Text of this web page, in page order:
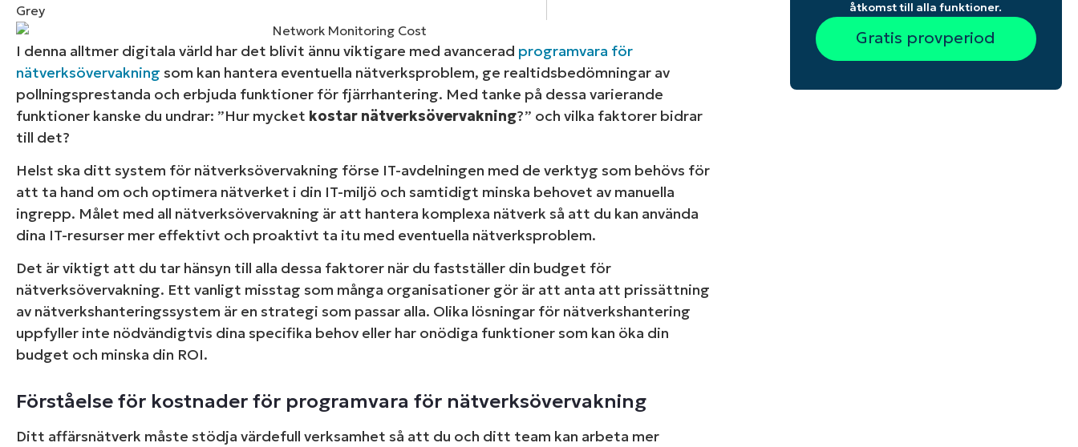
SE DEMO HANDLINGSPLAN
SE DEMO
SE DEMO
I denna alltmer digitala värld har det blivit ännu viktigare med avancerad programvara för
nätverksövervakning som kan hantera eventuella nätverksproblem, ge realtidsbedömningar av
pollningsprestanda och erbjuda funktioner för fjärrhantering. Med tanke på dessa varierande
funktioner kanske du undrar: ”Hur mycket kostar nätverksövervakning?” och vilka faktorer bidrar
till det?
Helst ska ditt system för nätverksövervakning förse IT-avdelningen med de verktyg som behövs för
att ta hand om och optimera nätverket i din IT-miljö och samtidigt minska behovet av manuella
ingrepp. Målet med all nätverksövervakning är att hantera komplexa nätverk så att du kan använda
dina IT-resurser mer effektivt och proaktivt ta itu med eventuella nätverksproblem.
Det är viktigt att du tar hänsyn till alla dessa faktorer när du fastställer din budget för
nätverksövervakning. Ett vanligt misstag som många organisationer gör är att anta att prissättning
av nätverkshanteringssystem är en strategi som passar alla. Olika lösningar för nätverkshantering
uppfyller inte nödvändigtvis dina specifika behov eller har onödiga funktioner som kan öka din
budget och minska din ROI.
Förståelse för kostnader för programvara för nätverksövervakning
Ditt affärsnätverk måste stödja värdefull verksamhet så att du och ditt team kan arbeta mer
åtkomst till alla funktioner.
Gratis provperiod